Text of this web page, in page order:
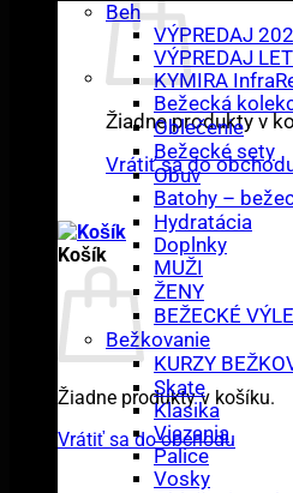
Žiadne produkty v
Vrátiť sa do
Košík
Žiadne produkty v košíku.
Vrátiť sa do obchodu
Beh
VÝPREDAJ
VÝPREDAJ
KYMIRA
Bežecká
Oblečenie
Bežecké sety
Obuv
Batohy –
Hydratácia
Doplnky
MUŽI
ŽENY
BEŽECKÉ
Bežkovanie
KURZY
Skate
Klasika
Viazania
Palice
Vosky